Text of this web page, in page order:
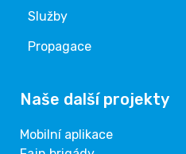
Služby
Propagace
Naše další projekty
Mobilní aplikace